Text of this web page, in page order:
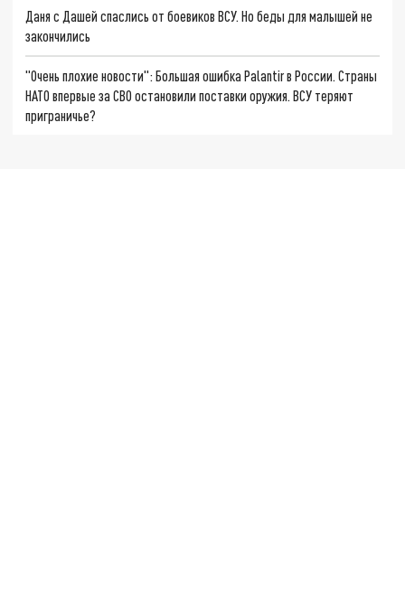
Даня с Дашей спаслись от боевиков ВСУ. Но беды для малышей не
закончились
"Очень плохие новости": Большая ошибка Palantir в России. Страны
НАТО впервые за СВО остановили поставки оружия. ВСУ теряют
приграничье?